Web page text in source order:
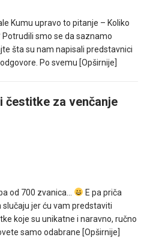
Kumu upravo to pitanje – Koliko
smo se da saznamo
šta su nam napisali predstavnici
Po svemu [Opširnije]
čestitke za venčanje
od 700 zvanica…
E pa priča
slučaju jer ću vam predstaviti
koje su unikatne i naravno, ručno
samo odabrane [Opširnije]